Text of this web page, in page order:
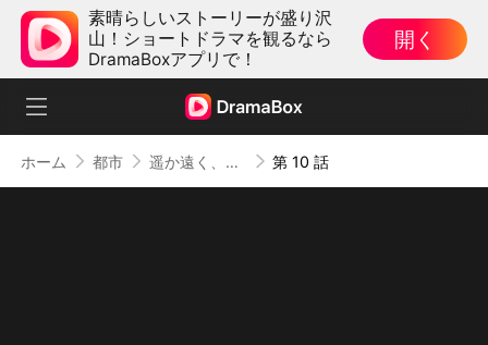
素晴らしいストーリーが盛り沢
山！ショートドラマを観るなら
DramaBoxアプリで！
開く
ホーム 都市 遥か遠く、届かない愛 第 10 話